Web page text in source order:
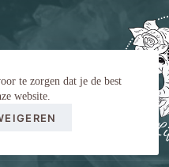
te zorgen dat je de best
website.